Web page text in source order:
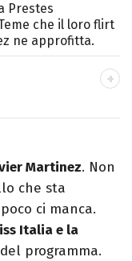
Prestes
che il loro flirt
ne approfitta.
Laureato in
Scrive
Martinez. Non
che sta
ci manca.
Italia e la
programma.